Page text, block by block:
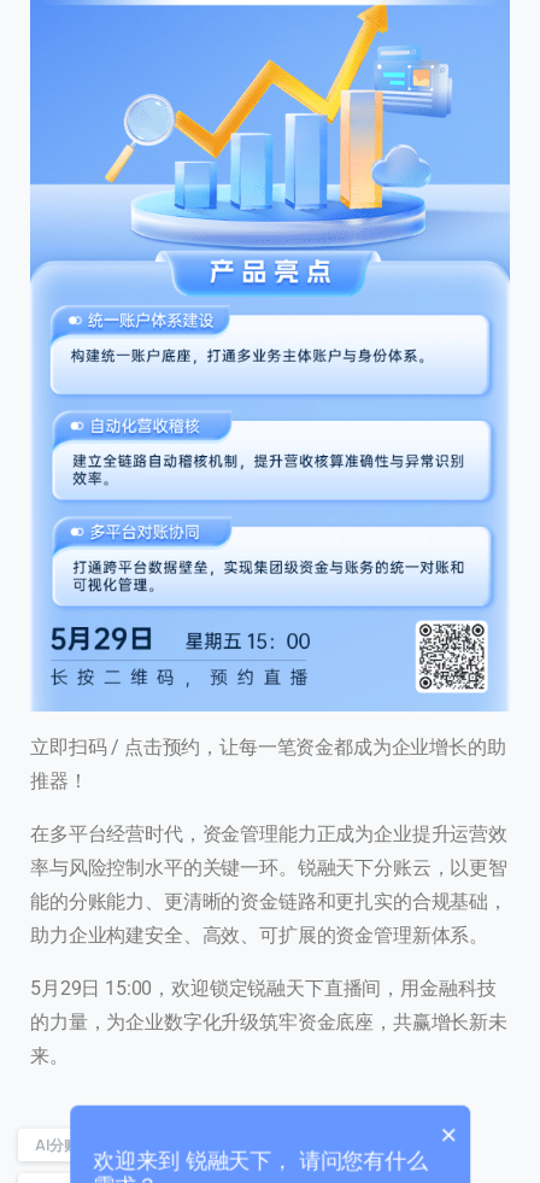
立即扫码 / 点击预约，让每一笔资金都成为企业增长的助
推器！
在多平台经营时代，资金管理能力正成为企业提升运营效
率与风险控制水平的关键一环。锐融天下分账云，以更智
能的分账能力、更清晰的资金链路和更扎实的合规基础，
助力企业构建安全、高效、可扩展的资金管理新体系。
5月29日 15:00，欢迎锁定锐融天下直播间，用金融科技
的力量，为企业数字化升级筑牢资金底座，共赢增长新未
来。
AI分账 合规分账
联系我们
我们的团队会尽快回复。
China
+86
+86
×
欢迎来到 锐融天下， 请问您有什么